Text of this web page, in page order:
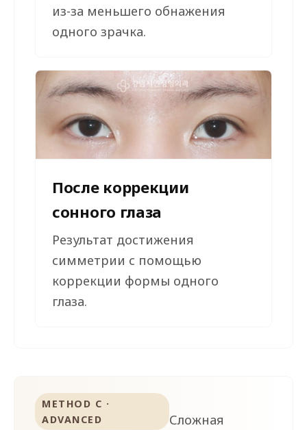
из-за меньшего обнажения
одного зрачка.
После коррекции
сонного глаза
Результат достижения
симметрии с помощью
коррекции формы одного
глаза.
METHOD C ·
ADVANCED
Сложная